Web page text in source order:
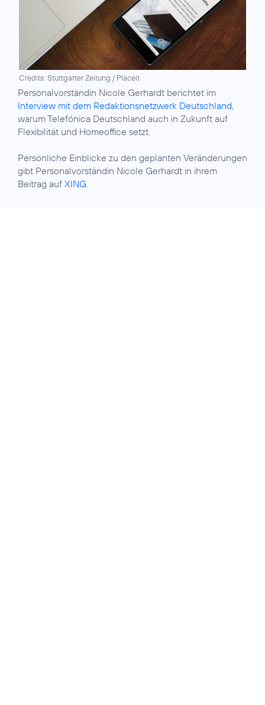
Credits: Stuttgarter Zeitung / Placeit
Personalvorständin Nicole Gerhardt berichtet im
Interview mit dem Redaktionsnetzwerk Deutschland,
warum Telefónica Deutschland auch in Zukunft auf
Flexibilität und Homeoffice setzt.
Persönliche Einblicke zu den geplanten Veränderungen
gibt Personalvorständin Nicole Gerhardt in ihrem
Beitrag auf XING.